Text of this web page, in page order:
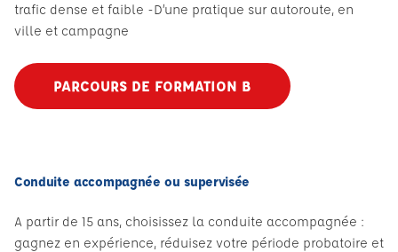
trafic dense et faible -D’une pratique sur autoroute, en
ville et campagne
PARCOURS DE FORMATION B
Conduite accompagnée ou supervisée
A partir de 15 ans, choisissez la conduite accompagnée :
gagnez en expérience, réduisez votre période probatoire et